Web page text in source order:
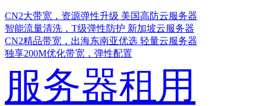
CN2大带宽，资源弹性升级 美国高防云服务器
智能流量清洗，T级弹性防护 新加坡云服务器
CN2精品带宽，出海东南亚优选 轻量云服务器
独享200M优化带宽，弹性配置
服务器租用